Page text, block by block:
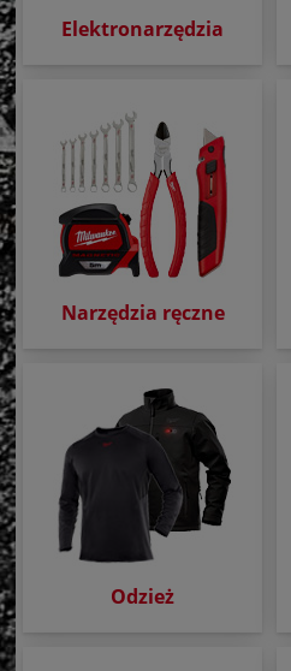
Elektronarzędzia
Narzędzia ręczne
Odzież